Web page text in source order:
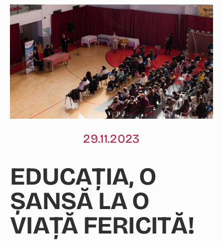
29.11.2023
EDUCAȚIA, O
ȘANSĂ LA O
VIAȚĂ FERICITĂ!